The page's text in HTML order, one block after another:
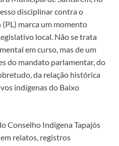
disciplinar contra o
marca um momento
local. Não se trata
em curso, mas de um
do mandato parlamentar, do
da relação histórica
indígenas do Baixo
Conselho Indígena Tapajós
relatos, registros